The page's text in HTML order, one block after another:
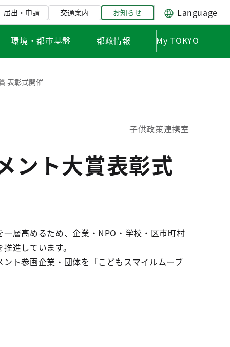
届出・申請 交通案内 お知らせ Language
環境・都市基盤 都政情報 My TOKYO
表彰式開催
子供政策連携室
ント大賞表彰式
層高めるため、企業・NPO・学校・区市町村
進しています。
ト参画企業・団体を「こどもスマイルムーブ